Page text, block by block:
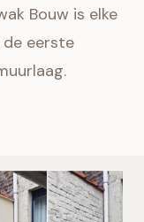
Bouw is elke
eerste